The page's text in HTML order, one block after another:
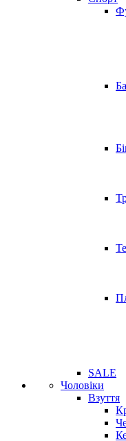
SALE
Чоловіки
Взуття